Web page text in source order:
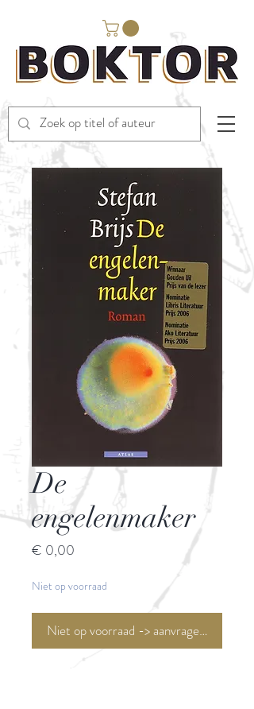
De
engelenmaker
€ 0,00
Niet op voorraad
Niet op voorraad -> aanvragen <-